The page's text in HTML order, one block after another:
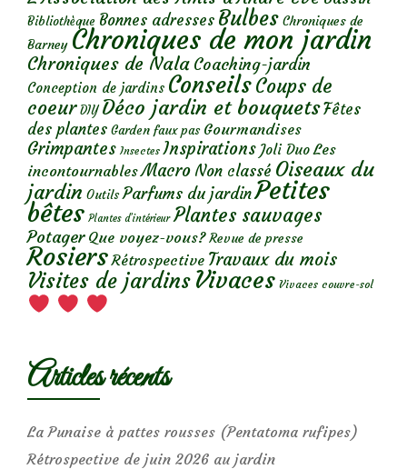
Bibliothèque Bonnes adresses Bulbes Chroniques de
Barney Chroniques de mon jardin
Chroniques de Nala Coaching-jardin
Conception de jardins ConseilsCoups de
coeur DIY Déco jardin et bouquetsFêtes
des plantes Garden faux pas Gourmandises
Grimpantes Insectes Inspirations Joli Duo Les
incontournables Macro Non classé Oiseaux du
jardin Outils Parfums du jardinPetites
bêtes Plantes d’intérieur Plantes sauvages
Potager Que voyez-vous? Revue de presse
Rosiers Rétrospective Travaux du mois
Visites de jardins Vivaces Vivaces couvre-sol
Articles récents
La Punaise à pattes rousses (Pentatoma rufipes)
Rétrospective de juin 2026 au jardin